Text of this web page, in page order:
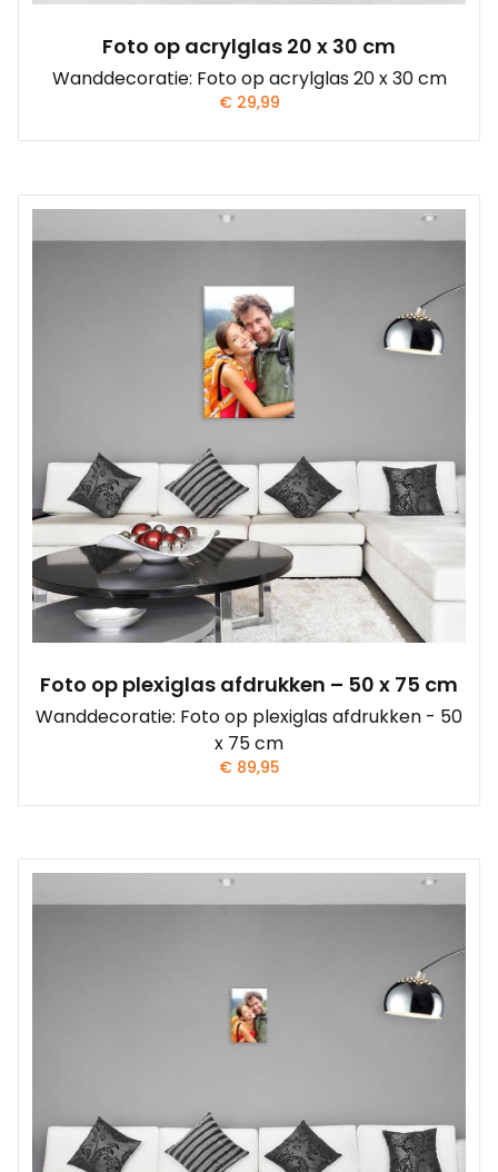
Foto op acrylglas 20 x 30 cm
Wanddecoratie: Foto op acrylglas 20 x 30 cm
€29,99
Foto op plexiglas afdrukken – 50 x 75 cm
Wanddecoratie: Foto op plexiglas afdrukken - 50
x 75 cm
€ 89,95